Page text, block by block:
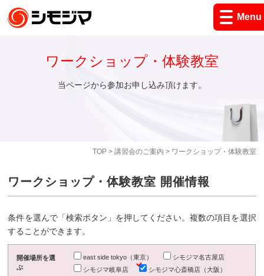
Menu
TOP> 講習会のご案内 > ワークショップ・体験教室
ワークショップ・体験教室
当ページから参加お申し込み頂けます。
ワークショップ・体験教室 開催情報
条件を選んで「検索ボタン」を押してください。複数の項目を選択
することができます。
開催場所を選
ぶ
east side tokyo（東京）
シモジマ名古屋店
シモジマ岐阜店
シモジマ心斎橋店（大阪）